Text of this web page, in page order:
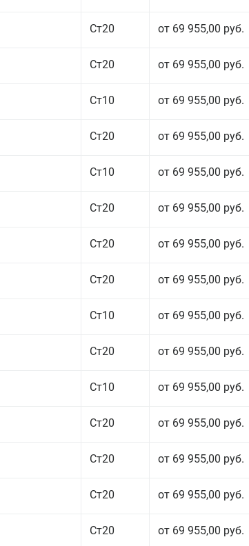
Ст20 от 69 955,00 руб.
Ст20 от 69 955,00 руб.
Ст10 от 69 955,00 руб.
Ст20 от 69 955,00 руб.
Ст10 от 69 955,00 руб.
Ст20 от 69 955,00 руб.
Ст20 от 69 955,00 руб.
Ст20 от 69 955,00 руб.
Ст10 от 69 955,00 руб.
Ст20 от 69 955,00 руб.
Ст10 от 69 955,00 руб.
Ст20 от 69 955,00 руб.
Ст20 от 69 955,00 руб.
Ст20 от 69 955,00 руб.
Ст20 от 69 955,00 руб.